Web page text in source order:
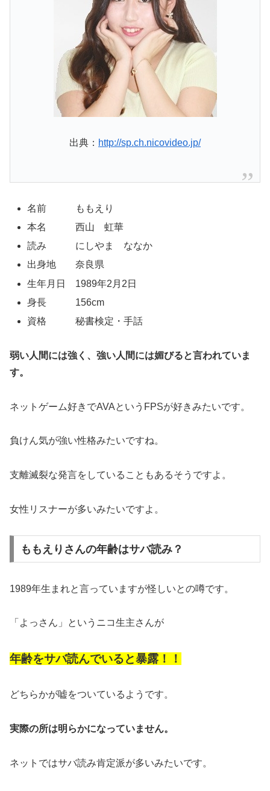
出典： http://sp.ch.nicovideo.jp/
名前 ももえり
本名 西山 虹華
読み にしやま ななか
出身地 奈良県
生年月日 1989年2月2日
身長 156cm
資格 秘書検定・手話
弱い人間には強く、強い人間には媚びると言われていま
す。
ネットゲーム好きでAVAというFPSが好きみたいです。
負けん気が強い性格みたいですね。
支離滅裂な発言をしていることもあるそうですよ。
女性リスナーが多いみたいですよ。
ももえりさんの年齢はサバ読み？
1989年生まれと言っていますが怪しいとの噂です。
「よっさん」というニコ生主さんが
年齢をサバ読んでいると暴露！！
どちらかが嘘をついているようです。
実際の所は明らかになっていません。
ネットではサバ読み肯定派が多いみたいです。